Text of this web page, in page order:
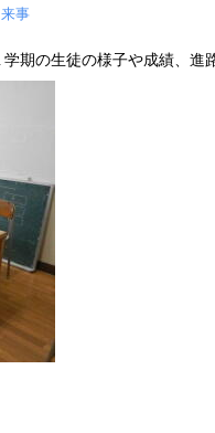
事
期の生徒の様子や成績、